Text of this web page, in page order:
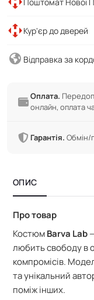
Кур'єр до дверей
Відправка за
Оплата.
онлайн, оплата
Гарантія. Обмін/
ОПИС
Про товар
КостюмBarva Lab
любить свободу в
компромісів.
та унікальний
поміж інших.